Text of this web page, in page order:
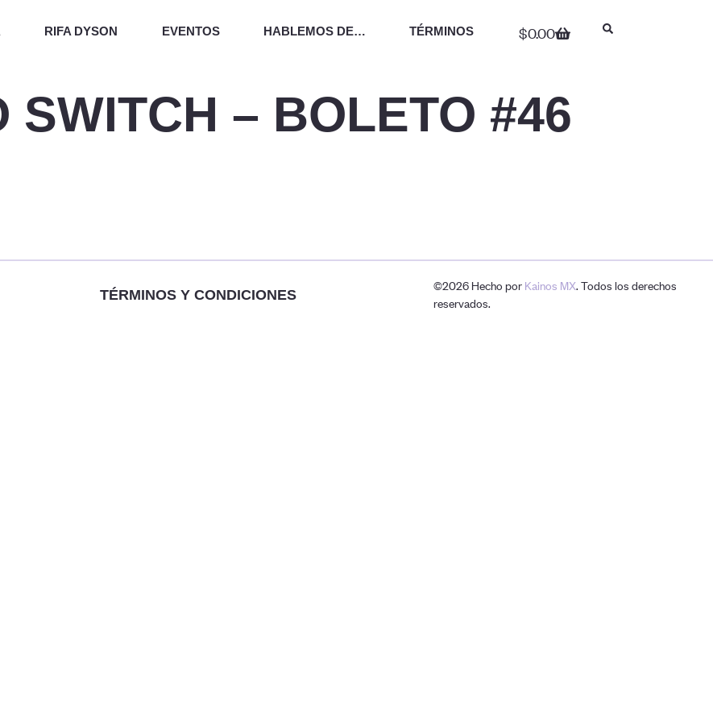
RIFA DYSON EVENTOS HABLEMOS DE… TÉRMINOS $0.00
SWITCH – BOLETO #46
TÉRMINOS Y CONDICIONES
©2026 Hecho por Kainos MX. Todos los derechos
reservados.